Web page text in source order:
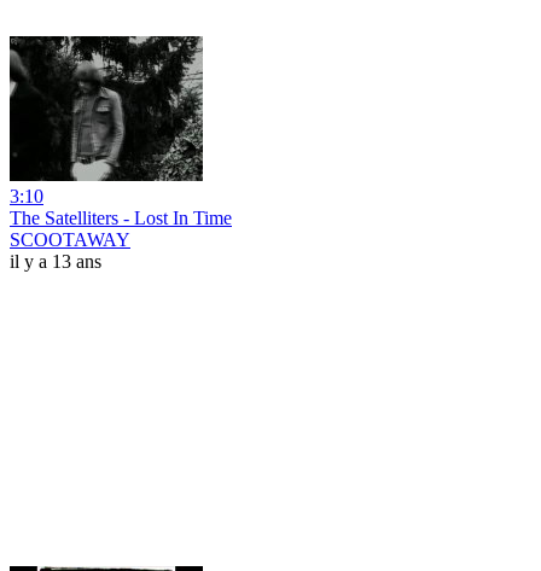
3:10
The Satelliters - Lost In Time
SCOOTAWAY
il y a 13 ans